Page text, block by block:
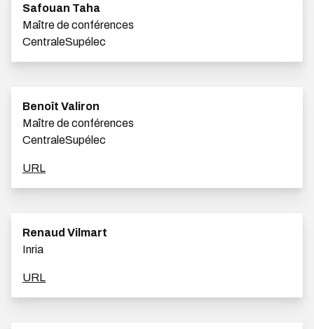
Safouan Taha
Maître de conférences
CentraleSupélec
Benoît Valiron
Maître de conférences
CentraleSupélec
URL
Renaud Vilmart
Inria
URL